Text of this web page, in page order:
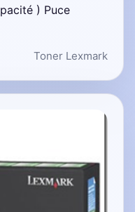
) Puce
Toner Lexmark